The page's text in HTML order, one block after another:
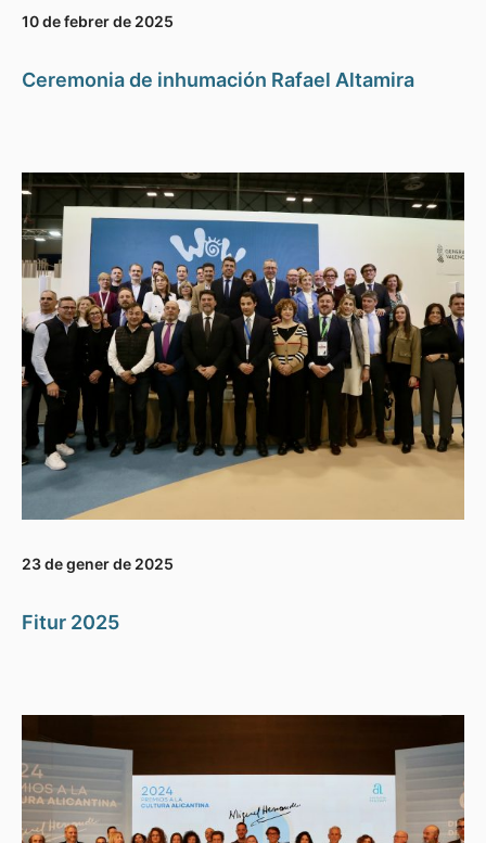
10 de febrer de 2025
Ceremonia de inhumación Rafael Altamira
23 de gener de 2025
Fitur 2025